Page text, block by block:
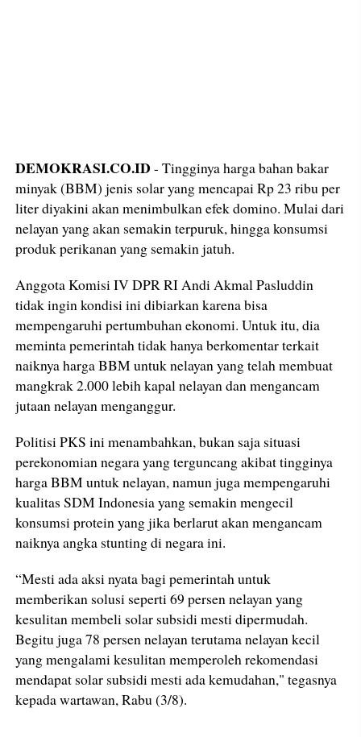
DEMOKRASI.CO.ID - Tingginya harga bahan bakar
minyak (BBM) jenis solar yang mencapai Rp 23 ribu per
liter diyakini akan menimbulkan efek domino. Mulai dari
nelayan yang akan semakin terpuruk, hingga konsumsi
produk perikanan yang semakin jatuh.
Anggota Komisi IV DPR RI Andi Akmal Pasluddin
tidak ingin kondisi ini dibiarkan karena bisa
mempengaruhi pertumbuhan ekonomi. Untuk itu, dia
meminta pemerintah tidak hanya berkomentar terkait
naiknya harga BBM untuk nelayan yang telah membuat
mangkrak 2.000 lebih kapal nelayan dan mengancam
jutaan nelayan menganggur.
Politisi PKS ini menambahkan, bukan saja situasi
perekonomian negara yang terguncang akibat tingginya
harga BBM untuk nelayan, namun juga mempengaruhi
kualitas SDM Indonesia yang semakin mengecil
konsumsi protein yang jika berlarut akan mengancam
naiknya angka stunting di negara ini.
“Mesti ada aksi nyata bagi pemerintah untuk
memberikan solusi seperti 69 persen nelayan yang
kesulitan membeli solar subsidi mesti dipermudah.
Begitu juga 78 persen nelayan terutama nelayan kecil
yang mengalami kesulitan memperoleh rekomendasi
mendapat solar subsidi mesti ada kemudahan," tegasnya
kepada wartawan, Rabu (3/8).